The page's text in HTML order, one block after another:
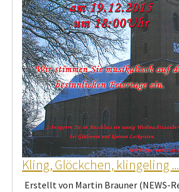
Kling, Glöckchen, klingeling
Erstellt von Martin Brauner (NEWS-